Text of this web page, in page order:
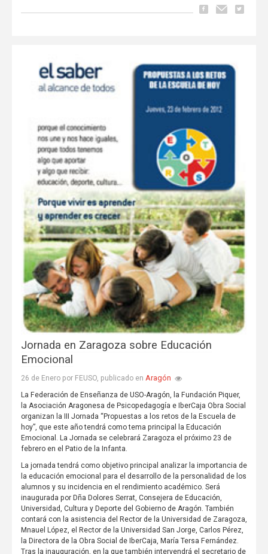
Jornada en Zaragoza sobre Educación
Emocional
26 de Enero por FEUSO, publicado en Aragón
La Federación de Enseñanza de USO-Aragón, la Fundación Piquer,
la Asociación Aragonesa de Psicopedagogía e IberCaja Obra Social
organizan la III Jornada “Propuestas a los retos de la Escuela de
hoy”, que este año tendrá como tema principal la Educación
Emocional. La Jornada se celebrará Zaragoza el próximo 23 de
febrero en el Patio de la Infanta.
La jornada tendrá como objetivo principal analizar la importancia de
la educación emocional para el desarrollo de la personalidad de los
alumnos y su incidencia en el rendimiento académico. Será
inaugurada por Dña Dolores Serrat, Consejera de Educación,
Universidad, Cultura y Deporte del Gobierno de Aragón. También
contará con la asistencia del Rector de la Universidad de Zaragoza,
Mnauel López, el Rector de la Universidad San Jorge, Carlos Pérez,
la Directora de la Obra Social de IberCaja, María Tersa Fernández.
Tras la inauguración, en la que también intervendrá el secretario de